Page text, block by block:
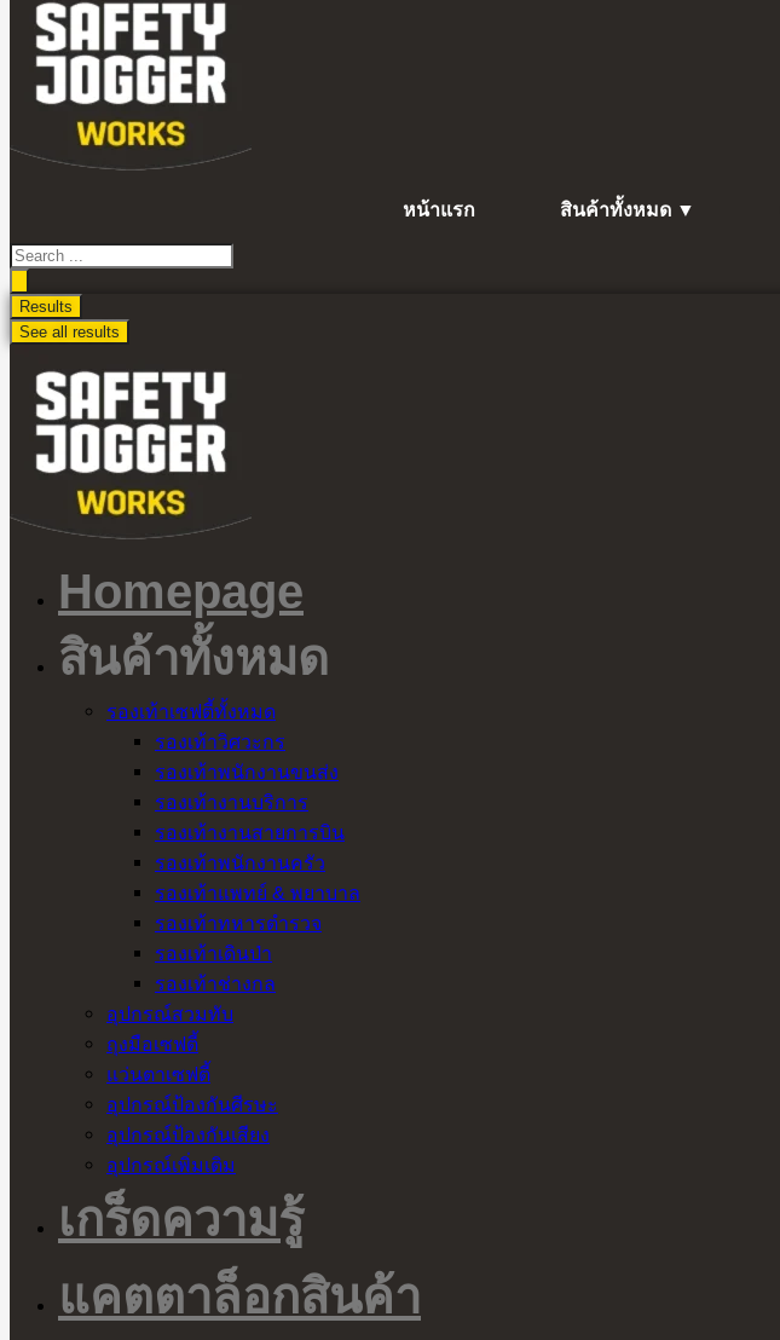
เนื้อหา
หน้าแรก สินค้าทั้งหมด ▼
Search
...
Results
See all results
Homepage
สินค้าทั้งหมด
รองเท้าเซฟตี้ทั้งหมด
รองเท้าวิศวะกร
รองเท้าพนักงานขนส่ง
รองเท้างานบริการ
รองเท้างานสายการบิน
รองเท้าพนักงานครัว
รองเท้าแพทย์ & พยาบาล
รองเท้าทหารตำรวจ
รองเท้าเดินป่า
รองเท้าช่างกล
อุปกรณ์สวมทับ
ถุงมือเซฟตี้
แว่นตาเซฟตี้
อุปกรณ์ป้องกันศีรษะ
อุปกรณ์ป้องกันเสียง
อุปกรณ์เพิ่มเติม
เกร็ดความรู้
แคตตาล็อกสินค้า